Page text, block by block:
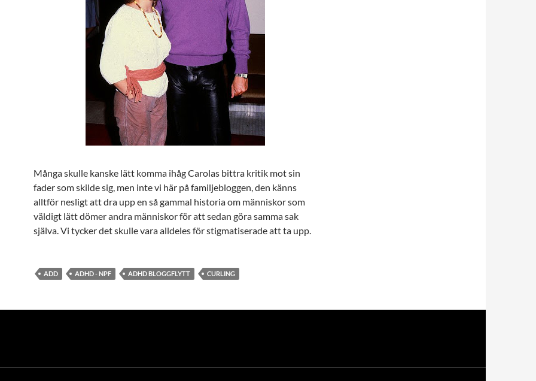
Många skulle kanske lätt komma ihåg Carolas bittra kritik mot sin
fader som skilde sig, men inte vi här på familjebloggen, den känns
alltför nesligt att dra upp en så gammal historia om människor som
väldigt lätt dömer andra människor för att sedan göra samma sak
själva. Vi tycker det skulle vara alldeles för stigmatiserade att ta upp.
ADD ADHD - NPF ADHD BLOGGFLYTT CURLING